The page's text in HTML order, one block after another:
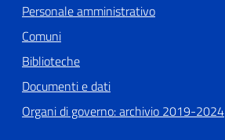
Personale amministrativo
Comuni
Biblioteche
Documenti e dati
Organi di governo: archivio 2019-2024